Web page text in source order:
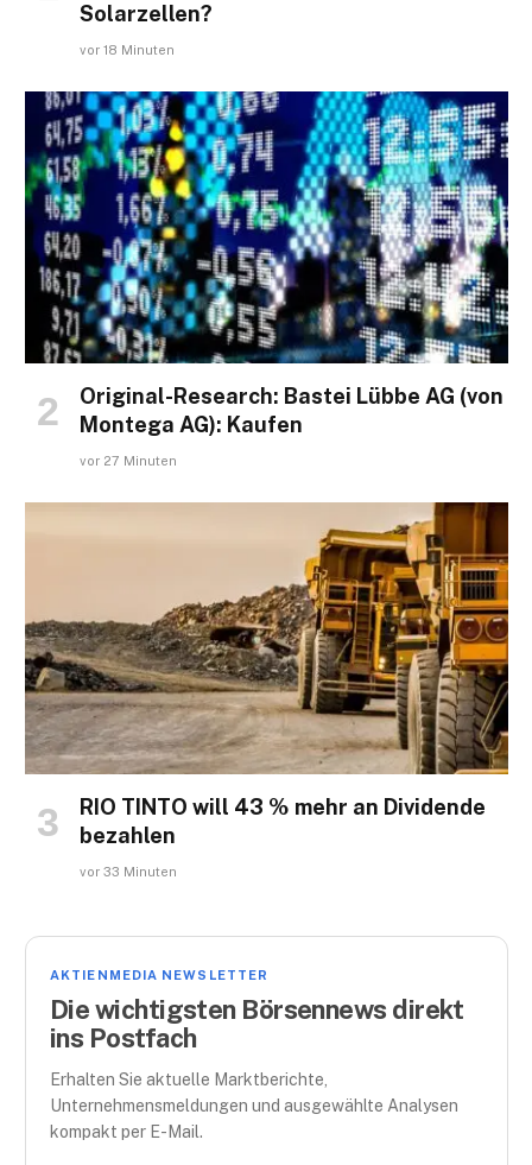
Solarzellen?
vor 18 Minuten
Original-Research: Bastei Lübbe AG (von
Montega AG): Kaufen
vor 27 Minuten
RIO TINTO will 43 % mehr an Dividende
bezahlen
vor 33 Minuten
AKTIENMEDIA NEWSLETTER
Die wichtigsten Börsennews direkt
ins Postfach
Erhalten Sie aktuelle Marktberichte,
Unternehmensmeldungen und ausgewählte Analysen
kompakt per E-Mail.